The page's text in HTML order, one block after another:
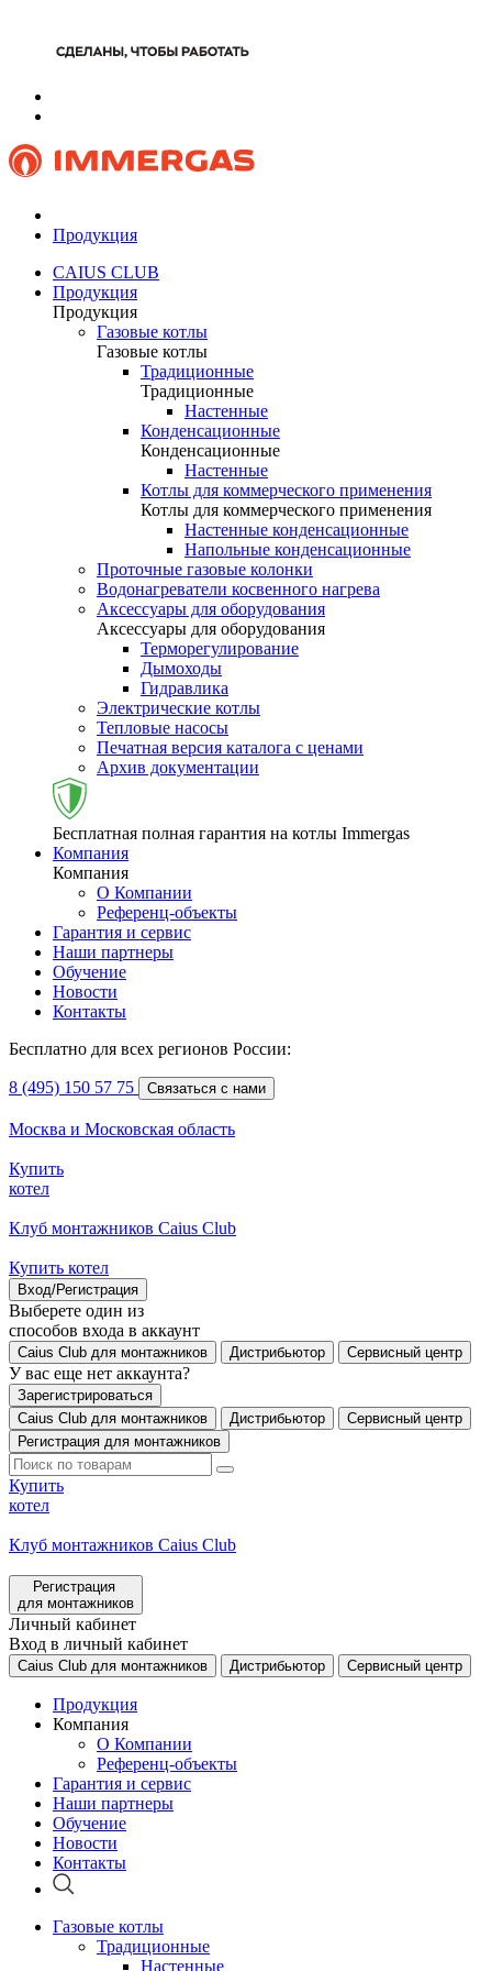
Продукция
CAIUS CLUB
Продукция
Продукция
Газовые котлы
Газовые котлы
Традиционные
Традиционные
Настенные
Конденсационные
Конденсационные
Настенные
Котлы для коммерческого применения
Котлы для коммерческого применения
Настенные конденсационные
Напольные конденсационные
Проточные газовые колонки
Водонагреватели косвенного нагрева
Аксессуары для оборудования
Аксессуары для оборудования
Терморегулирование
Дымоходы
Гидравлика
Электрические котлы
Тепловые насосы
Печатная версия каталога с ценами
Архив документации
Бесплатная полная гарантия на котлы Immergas
Компания
Компания
О Компании
Референц-объекты
Гарантия и сервис
Наши партнеры
Обучение
Новости
Контакты
Бесплатно для всех регионов России:
8 (495) 150 57 75 Связаться с нами
Москва и Московская область
Купить
котел
Клуб монтажников Caius Club
Купить котел
Вход/Регистрация
Выберете один из
способов входа в аккаунт
Caius Club для монтажников Дистрибьютор Сервисный центр
У вас еще нет аккаунта?
Зарегистрироваться
Caius Club для монтажников
Дистрибьютор
Сервисный центр
Регистрация для монтажников
Купить
котел
Клуб монтажников Caius Club
Регистрация
для монтажников
Личный кабинет
Вход в личный кабинет
Caius Club для монтажников Дистрибьютор Сервисный центр
Продукция
Компания
О Компании
Референц-объекты
Гарантия и сервис
Наши партнеры
Обучение
Новости
Контакты
Газовые котлы
Традиционные
Настенные